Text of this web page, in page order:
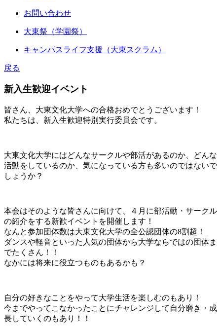
お問い合わせ
大東祭（学園祭）
キャンパスライフ支援（大東スクラム）
戻る
新入生歓迎イベント
皆さん、大東文化大学への合格おめでとうございます！
私たちは、新入生歓迎特別実行委員会です。
大東文化大学にはどんなサークルや部活があるのか、どんな
活動をしているのか、気になっている方も多いのではないで
しょうか？
本会はそのような皆さんに向けて、４月に部活動・サークル
の紹介をする新歓イベントを開催します！
なんと参加団体数は大東文化大学の全公認団体の8割超！
ダンスや軽音といった人気の団体から大学ならではの団体ま
でたくさん！！
なかには将来に役立つものもあるかも？
自分の好きなことをやって大学生活を楽しむのもあり！
今までやってこなかったことにチャレンジして自分磨き・成
長していくのもあり！！